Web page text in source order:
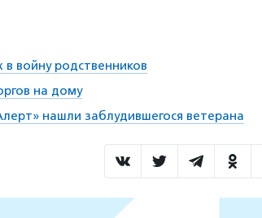
войну родственников
на дому
нашли заблудившегося ветерана